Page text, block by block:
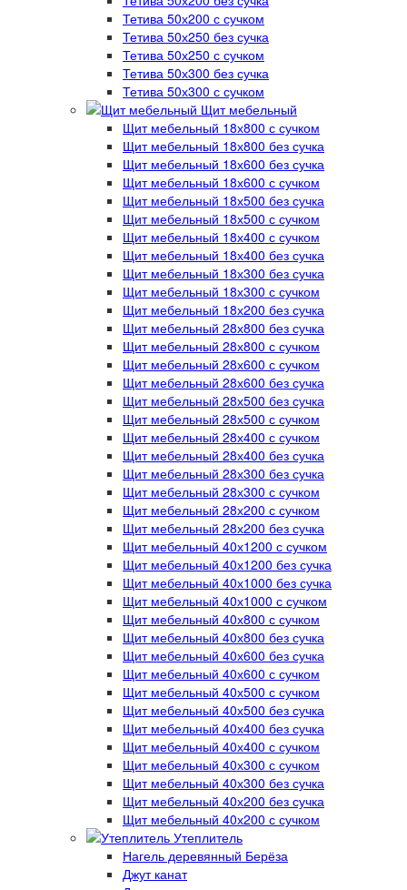
Тетива 50х200 с сучком
Тетива 50х250 без сучка
Тетива 50х250 с сучком
Тетива 50х300 без сучка
Тетива 50х300 с сучком
Щит мебельный
Щит мебельный 18х800 с сучком
Щит мебельный 18х800 без сучка
Щит мебельный 18х600 без сучка
Щит мебельный 18х600 с сучком
Щит мебельный 18х500 без сучка
Щит мебельный 18х500 с сучком
Щит мебельный 18х400 с сучком
Щит мебельный 18х400 без сучка
Щит мебельный 18х300 без сучка
Щит мебельный 18х300 с сучком
Щит мебельный 18х200 без сучка
Щит мебельный 28х800 без сучка
Щит мебельный 28х800 с сучком
Щит мебельный 28х600 с сучком
Щит мебельный 28х600 без сучка
Щит мебельный 28х500 без сучка
Щит мебельный 28х500 с сучком
Щит мебельный 28х400 с сучком
Щит мебельный 28х400 без сучка
Щит мебельный 28х300 без сучка
Щит мебельный 28х300 с сучком
Щит мебельный 28х200 с сучком
Щит мебельный 28х200 без сучка
Щит мебельный 40х1200 с сучком
Щит мебельный 40х1200 без сучка
Щит мебельный 40х1000 без сучка
Щит мебельный 40х1000 с сучком
Щит мебельный 40х800 с сучком
Щит мебельный 40х800 без сучка
Щит мебельный 40х600 без сучка
Щит мебельный 40х600 с сучком
Щит мебельный 40х500 с сучком
Щит мебельный 40х500 без сучка
Щит мебельный 40х400 без сучка
Щит мебельный 40х400 с сучком
Щит мебельный 40х300 с сучком
Щит мебельный 40х300 без сучка
Щит мебельный 40х200 без сучка
Щит мебельный 40х200 с сучком
Утеплитель
Нагель деревянный Берёза
Джут канат